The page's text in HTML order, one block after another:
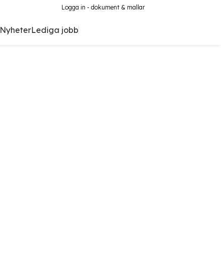
Logga in - dokument & mallar
NyheterLediga jobb